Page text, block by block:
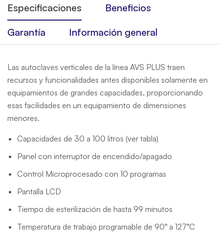
Especificaciones
Beneficios
Garantía
Información general
Las autoclaves verticales de la línea AVS PLUS traen
recursos y funcionalidades antes disponibles solamente en
equipamientos de grandes capacidades, proporcionando
esas facilidades en un equipamiento de dimensiones
menores.
Capacidades de 30 a 100 litros (ver tabla)
Panel con interruptor de encendido/apagado
Control Microprocesado con 10 programas
Pantalla LCD
Tiempo de esterilización de hasta 99 minutos
Temperatura de trabajo programable de 90° a 127°C